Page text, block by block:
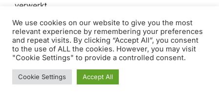
verwerkt.
Het toepassen van message chunking, vooral
voor grote bestanden, om de belasting op de
verbinding te minimaliseren en toch volledigheid van
de bestandsoverdracht te waarborgen.
We use cookies on our website to give you the most
relevant experience by remembering your preferences
and repeat visits. By clicking “Accept All”, you consent
to the use of ALL the cookies. However, you may visit
"Cookie Settings" to provide a controlled consent.
Cookie Settings Accept All